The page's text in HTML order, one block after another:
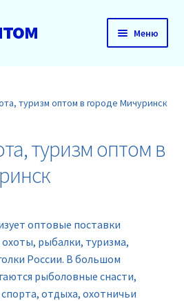
Меню
туризм оптом в городе Мичуринск
туризм оптом в
оптовые поставки
рыбалки, туризма,
России. В большом
рыболовные снасти,
спорта, отдыха, охотничьи